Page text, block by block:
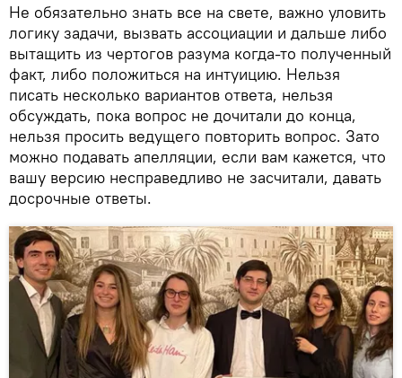
Не обязательно знать все на свете, важно уловить
логику задачи, вызвать ассоциации и дальше либо
вытащить из чертогов разума когда-то полученный
факт, либо положиться на интуицию. Нельзя
писать несколько вариантов ответа, нельзя
обсуждать, пока вопрос не дочитали до конца,
нельзя просить ведущего повторить вопрос. Зато
можно подавать апелляции, если вам кажется, что
вашу версию несправедливо не засчитали, давать
досрочные ответы.